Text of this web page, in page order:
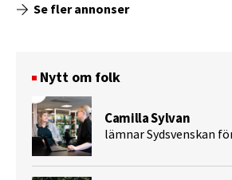
Se fler annonser
Nytt om folk
Camilla Sylvan
lämnar Sydsvenskan